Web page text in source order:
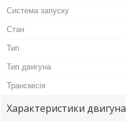
Система запуску
Стан
Тип
Тип двигуна
Трансмісія
Характеристики